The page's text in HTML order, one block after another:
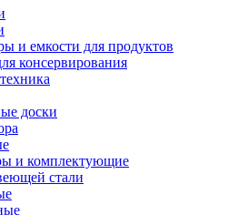
и емкости для продуктов
консервирования
доски
и комплектующие
стали